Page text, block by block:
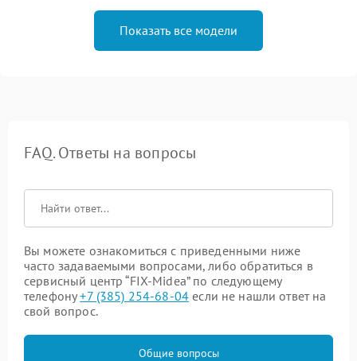
Показать все модели
FAQ. Ответы на вопросы
Вы можете ознакомиться с приведенными ниже
часто задаваемыми вопросами, либо обратиться в
сервисный центр “FIX-Midea” по следующему
телефону+7 (385) 254-68-04 если не нашли ответ на
свой вопрос.
Общие вопросы